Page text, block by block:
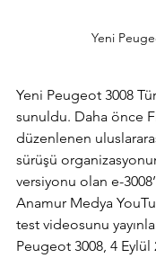
Yeni
Yeni Peugeot 3008
sunuldu. Daha önce
düzenlenen
sürüşü
versiyonu olan e-
Anamur Medya
test videosunu
Peugeot 3008, 4 Eylül